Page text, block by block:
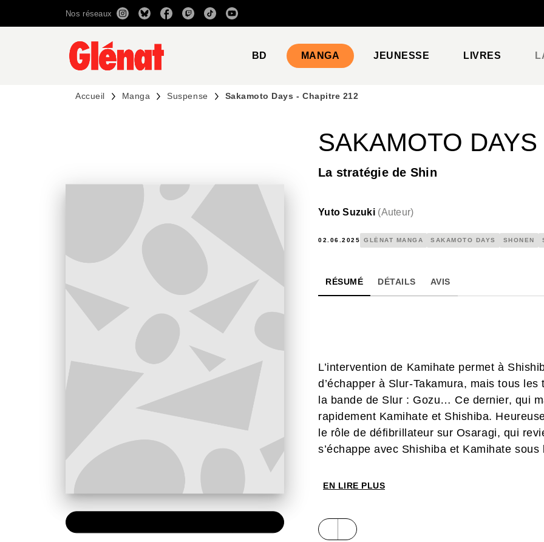
RECHERCHE CONTENU
Nos réseaux
BD MANGA JEUNESSE LIVRES
Accueil Manga Suspense Sakamoto Days - Chapitre 212
SAKAMOTO
La stratégie de Shin
Yuto Suzuki (Auteur)
02.06.2025 GLÉNAT MANGA SAKAMOTO DAYS SHONEN
RÉSUMÉ DÉTAILS AVIS
L’intervention de Kamihate permet à
d’échapper à Slur-Takamura, mais tous
la bande de Slur : Gozu… Ce dernier, qui
rapidement Kamihate et Shishiba.
le rôle de défibrillateur sur Osaragi, qui
s’échappe avec Shishiba et Kamihate sous
EN LIRE PLUS